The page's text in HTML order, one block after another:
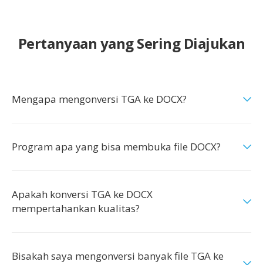
Pertanyaan yang Sering Diajukan
Mengapa mengonversi TGA ke DOCX?
Program apa yang bisa membuka file DOCX?
Apakah konversi TGA ke DOCX
mempertahankan kualitas?
Bisakah saya mengonversi banyak file TGA ke